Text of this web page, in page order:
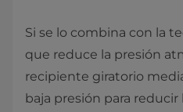
Si se lo combina con la
que reduce la presión
recipiente giratorio
baja presión para reducir